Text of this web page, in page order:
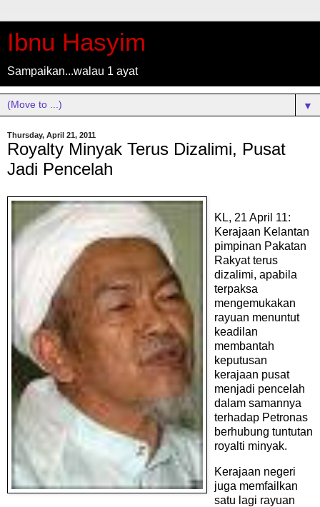
Ibnu Hasyim
Sampaikan...walau 1 ayat
▼
Thursday, April 21, 2011
Royalty Minyak Terus Dizalimi, Pusat
Jadi Pencelah
KL, 21 April 11:
Kerajaan Kelantan
pimpinan Pakatan
Rakyat terus
dizalimi, apabila
terpaksa
mengemukakan
rayuan menuntut
keadilan
membantah
keputusan
kerajaan pusat
menjadi pencelah
dalam samannya
terhadap Petronas
berhubung tuntutan
royalti minyak.
Kerajaan negeri
juga memfailkan
satu lagi rayuan